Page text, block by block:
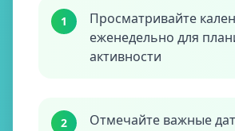
1
Просматривайте
еженедельно для
активности
2 Отмечайте важные